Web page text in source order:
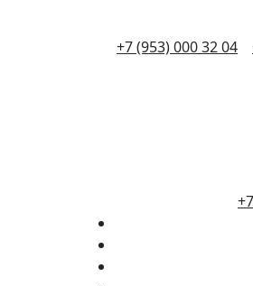
+7 (953) 000 32 04